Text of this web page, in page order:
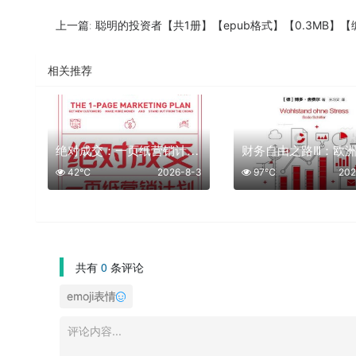
上一篇: 聪明的投资者【共1册】【epub格式】【0.3MB】【编号：
相关推荐
绝对成交：一页纸营销计划【共1册】【epub格式】【1.7MB】【编号：920558】
2026-8-3
42℃ 97℃
共有 0 条评论
emoji表情